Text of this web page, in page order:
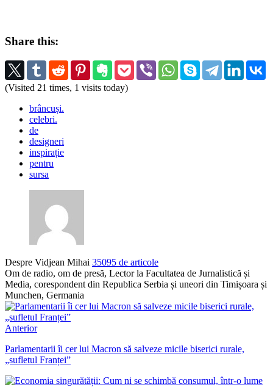
Share this:
(Visited 21 times, 1 visits today)
brâncuși.
celebri.
de
designeri
inspirație
pentru
sursa
Despre Vidjean Mihai 35095 de articole
Om de radio, om de presă, Lector la Facultatea de Jurnalistică și
Media, corespondent din Republica Serbia și uneori din Timișoara și
Munchen, Germania
Anterior
Parlamentarii îi cer lui Macron să salveze micile biserici rurale,
„sufletul Franței”